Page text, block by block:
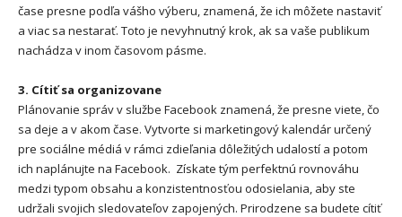
čase presne podľa vášho výberu, znamená, že ich môžete nastaviť
a viac sa nestarať. Toto je nevyhnutný krok, ak sa vaše publikum
nachádza v inom časovom pásme.
3. Cítiť sa organizovane
Plánovanie správ v službe Facebook znamená, že presne viete, čo
sa deje a v akom čase. Vytvorte si marketingový kalendár určený
pre sociálne médiá v rámci zdieľania dôležitých udalostí a potom
ich naplánujte na Facebook. Získate tým perfektnú rovnováhu
medzi typom obsahu a konzistentnosťou odosielania, aby ste
udržali svojich sledovateľov zapojených. Prirodzene sa budete cítiť